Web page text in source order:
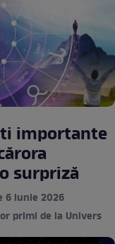
importante
surpriză
6 iunie 2026
primi de la Univers